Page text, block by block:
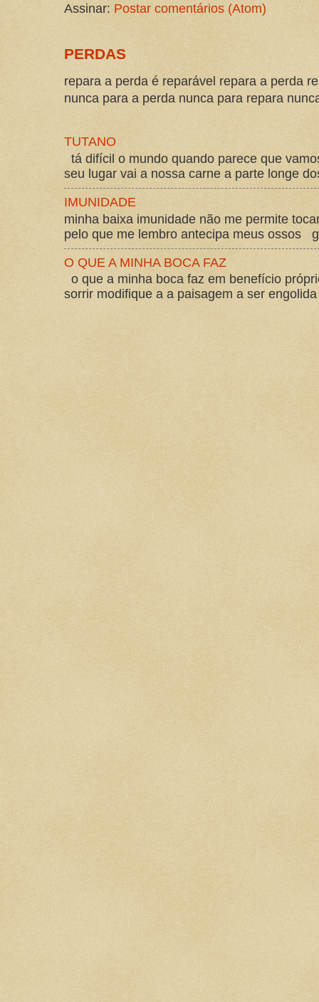
Assinar: Postar comentários (Atom)
PERDAS
repara a perda é reparável repara a perda
nunca para a perda nunca para repara
TUTANO
tá difícil o mundo quando parece que
seu lugar vai a nossa carne a parte longe
IMUNIDADE
minha baixa imunidade não me permite
pelo que me lembro antecipa meus ossos
O QUE A MINHA BOCA FAZ
o que a minha boca faz em benefício
sorrir modifique a a paisagem a ser